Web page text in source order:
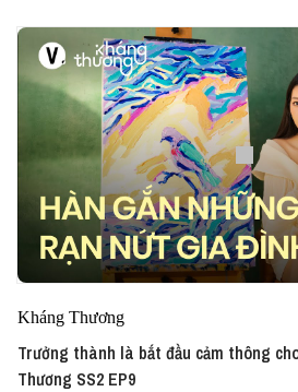
Kháng Thương
Trưởng thành là bắt đầu cảm thông
Thương SS2 EP9